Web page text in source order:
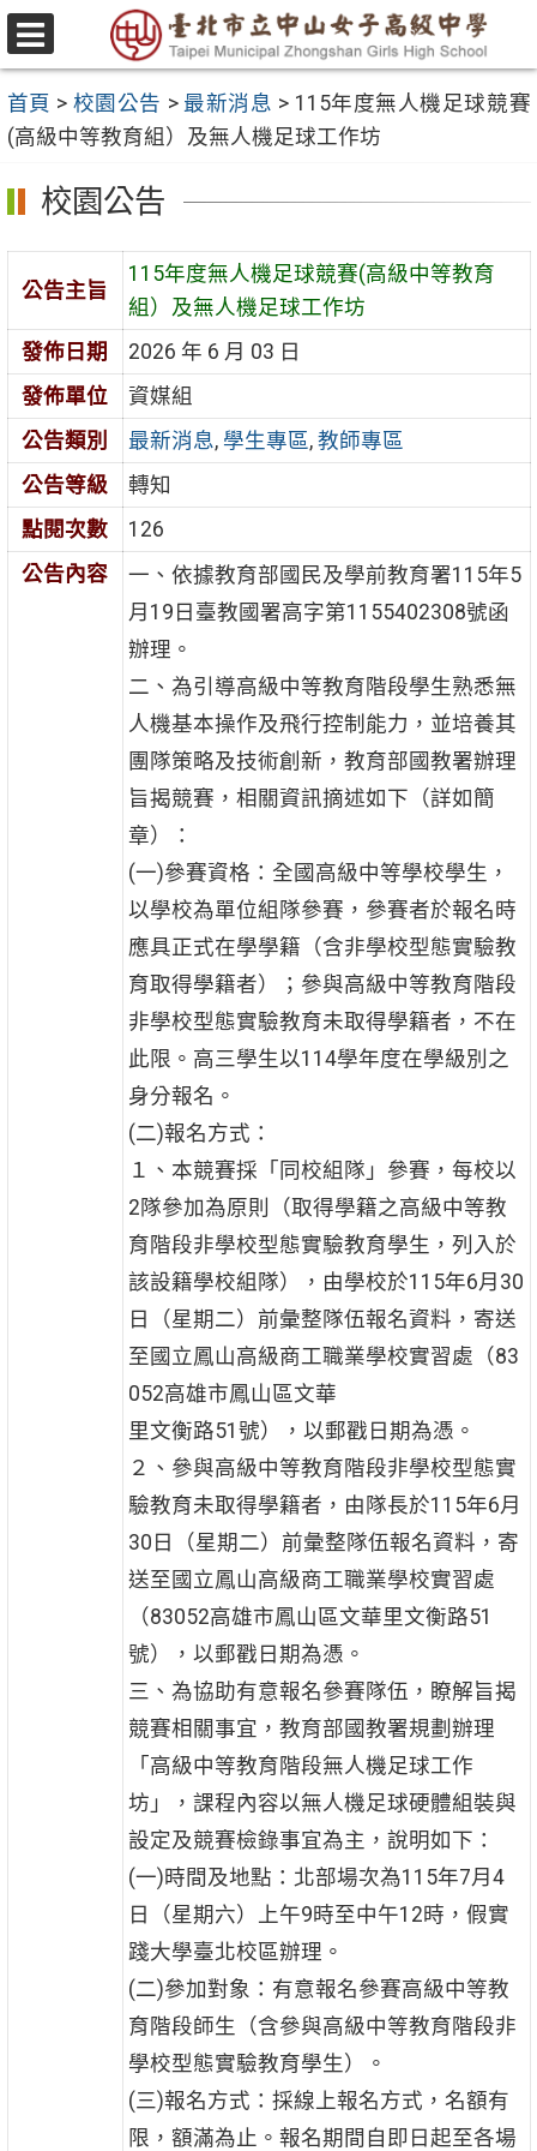
跳
至
要
內
容
區
選
單
首頁 > 校園公告 > 最新消息 > 115年度無人機足球競賽
(高級中等教育組）及無人機足球工作坊
校園公告
公告主旨
115年度無人機足球競賽(高級中等教育
組）及無人機足球工作坊
發佈日期
2026 年 6 月 03 日
發佈單位
資媒組
公告類別
最新消息, 學生專區, 教師專區
公告等級
轉知
點閱次數
126
公告內容
一、依據教育部國民及學前教育署115年5
月19日臺教國署高字第1155402308號函
辦理。
二、為引導高級中等教育階段學生熟悉無
人機基本操作及飛行控制能力，並培養其
團隊策略及技術創新，教育部國教署辦理
旨揭競賽，相關資訊摘述如下（詳如簡
章）：
(一)參賽資格：全國高級中等學校學生，
以學校為單位組隊參賽，參賽者於報名時
應具正式在學學籍（含非學校型態實驗教
育取得學籍者）；參與高級中等教育階段
非學校型態實驗教育未取得學籍者，不在
此限。高三學生以114學年度在學級別之
身分報名。
(二)報名方式：
１、本競賽採「同校組隊」參賽，每校以
2隊參加為原則（取得學籍之高級中等教
育階段非學校型態實驗教育學生，列入於
該設籍學校組隊），由學校於115年6月30
日（星期二）前彙整隊伍報名資料，寄送
至國立鳳山高級商工職業學校實習處（83
052高雄市鳳山區文華
里文衡路51號），以郵戳日期為憑。
２、參與高級中等教育階段非學校型態實
驗教育未取得學籍者，由隊長於115年6月
30日（星期二）前彙整隊伍報名資料，寄
送至國立鳳山高級商工職業學校實習處
（83052高雄市鳳山區文華里文衡路51
號），以郵戳日期為憑。
三、為協助有意報名參賽隊伍，瞭解旨揭
競賽相關事宜，教育部國教署規劃辦理
「高級中等教育階段無人機足球工作
坊」，課程內容以無人機足球硬體組裝與
設定及競賽檢錄事宜為主，說明如下：
(一)時間及地點：北部場次為115年7月4
日（星期六）上午9時至中午12時，假實
踐大學臺北校區辦理。
(二)參加對象：有意報名參賽高級中等教
育階段師生（含參與高級中等教育階段非
學校型態實驗教育學生）。
(三)報名方式：採線上報名方式，名額有
限，額滿為止。報名期間自即日起至各場